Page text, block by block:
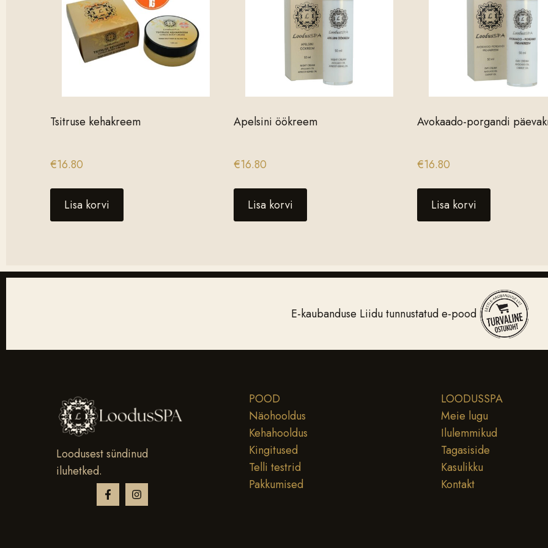
Tsitruse kehakreem
€16.80
Lisa korvi
Apelsini öökreem
€16.80
Lisa korvi
Avokaado-porgandi
€16.80
Lisa korvi
E-kaubanduse Liidu tunnustatud e-pood
Loodusest sündinud
iluhetked.
POOD
Näohooldus
Kehahooldus
Kingitused
Telli testrid
Pakkumised
LOODUSSPA
Meie lugu
Ilulemmikud
Tagasiside
Kasulikku
Kontakt